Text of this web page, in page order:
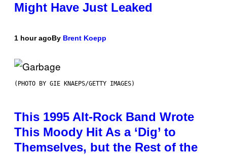
Might Have Just Leaked
1 hour agoBy Brent Koepp
(PHOTO BY GIE KNAEPS/GETTY IMAGES)
This 1995 Alt-Rock Band Wrote
This Moody Hit As a ‘Dig’ to
Themselves, but the Rest of the